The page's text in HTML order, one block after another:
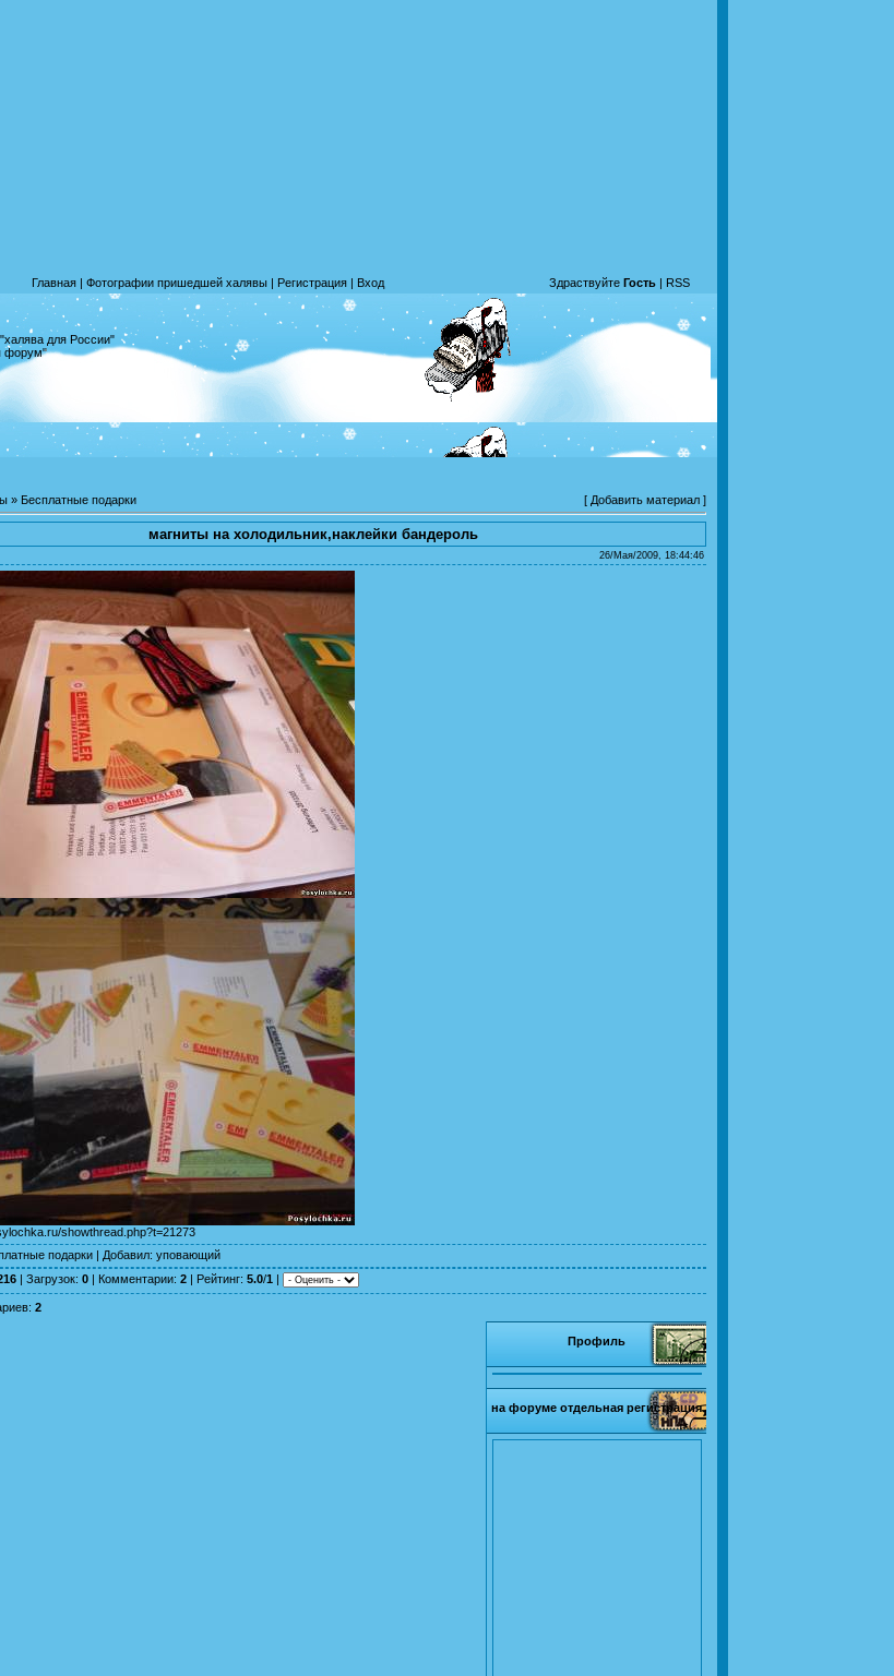
Главная | Фотографии пришедшей халявы | Регистрация | Вход Здраствуйте Гость | RSS
для России"
форум"
» Бесплатные подарки [ Добавить материал ]
магниты на холодильник,наклейки бандероль
26/Мая/2009, 18:44:46
showthread.php?t=21273
подарки | Добавил: уповающий
| Загрузок: 0 | Комментарии: 2 | Рейтинг: 5.0/1 |
: 2
Профиль
на форуме отдельная регистрация